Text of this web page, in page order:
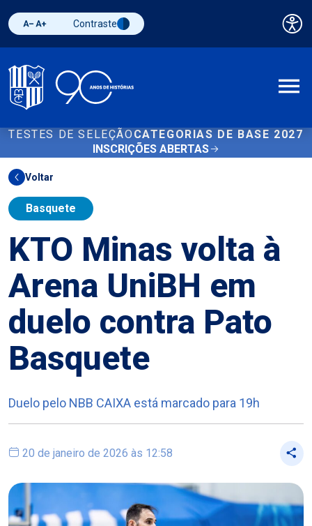
Diminuir fonte
Aumentar fonteAlternar contraste
Contraste
TESTES DE SELEÇÃO CATEGORIAS DE BASE 2027
INSCRIÇÕES ABERTAS
Voltar
Basquete
KTO Minas volta à
Arena UniBH em
duelo contra Pato
Basquete
Duelo pelo NBB CAIXA está marcado para 19h
20 de janeiro de 2026 às 12:58